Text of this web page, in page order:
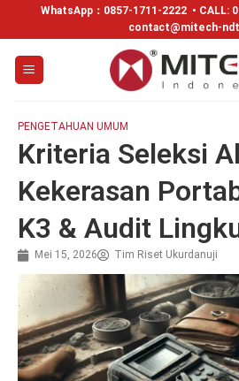
WhatsApp： 0857-1711-2222 • CALL:
contact@mitech-
PENGETAHUAN UMUM
Kriteria Seleksi
Kekerasan
K3 & Audit
Mei 15, 2026 Tim Riset Ukurdanuji